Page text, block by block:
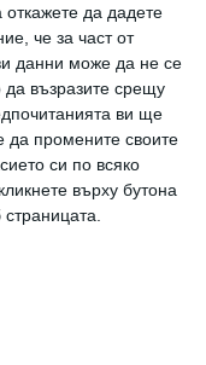
да дадете
че за част от
данни може да не се
да възразите срещу
ви ще
да промените своите
си по всяко
върху бутона